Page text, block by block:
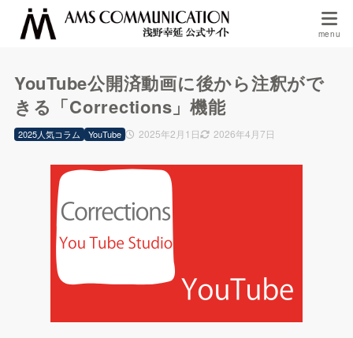
YouTube公開済動画に後から注釈がで
きる「Corrections」機能
2025年2月1日 2026年4月7日
2025人気コラム YouTube